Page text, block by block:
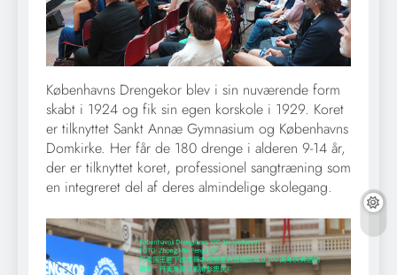
Københavns Drengekor blev i sin nuværende form
skabt i 1924 og fik sin egen korskole i 1929. Koret
er tilknyttet Sankt Annæ Gymnasium og Københavns
Domkirke. Her får de 180 drenge i alderen 9-14 år,
der er tilknyttet koret, professionel sangtræning som
en integreret del af deres almindelige skolegang.